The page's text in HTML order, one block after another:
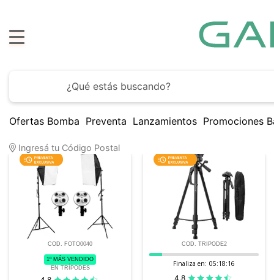
Ofertas Bomba Preventa Lanzamientos Promociones
Ingresá tu Código Postal
16
COD. FOTO0040
1º MÁS VENDIDO
EN TRÍPODES
COD. TRIPODE2
Finaliza en: 05:18:15
4.8